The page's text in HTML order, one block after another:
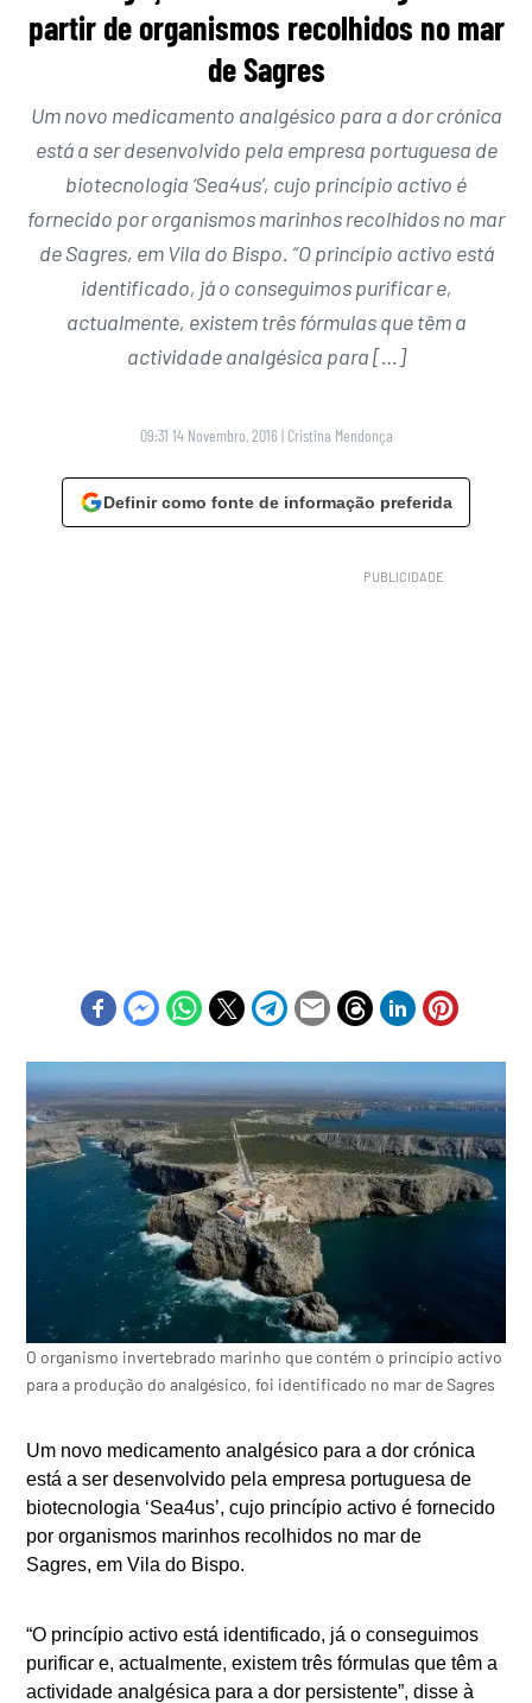
partir de organismos recolhidos no mar
de Sagres
Um novo medicamento analgésico para a dor crónica
está a ser desenvolvido pela empresa portuguesa de
biotecnologia ‘Sea4us’, cujo princípio activo é
fornecido por organismos marinhos recolhidos no mar
de Sagres, em Vila do Bispo. “O princípio activo está
identificado, já o conseguimos purificar e,
actualmente, existem três fórmulas que têm a
actividade analgésica para […]
09:31 14 Novembro, 2016 | Cristina Mendonça
Definir como fonte de informação preferida
O organismo invertebrado marinho que contém o princípio activo
para a produção do analgésico, foi identificado no mar de Sagres
Um novo medicamento analgésico para a dor crónica
está a ser desenvolvido pela empresa portuguesa de
biotecnologia ‘Sea4us’, cujo princípio activo é fornecido
por organismos marinhos recolhidos no mar de
Sagres, em Vila do Bispo.
“O princípio activo está identificado, já o conseguimos
purificar e, actualmente, existem três fórmulas que têm a
actividade analgésica para a dor persistente”, disse à